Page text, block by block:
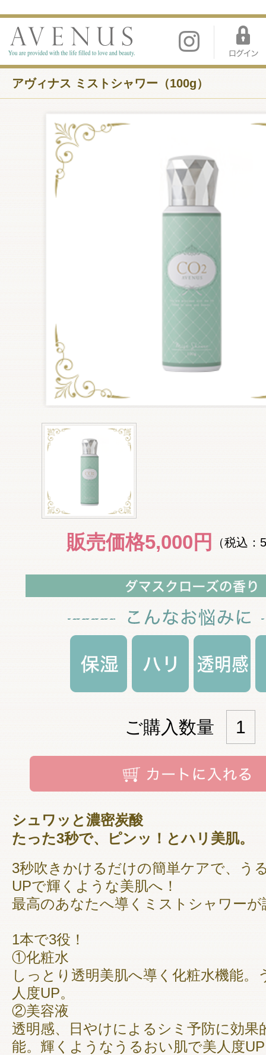
アヴィナス ミストシャワー（100g）
販売価格5,000円 （税込
ご購入数量
シュワッと濃密炭酸
たった3秒で、ピンッ！とハリ美肌。
3秒吹きかけるだけの簡単ケアで、う
UPで輝くような美肌へ！
最高のあなたへ導くミストシャワーが
1本で3役！
①化粧水
しっとり透明美肌へ導く化粧水機能。
人度UP。
②美容液
透明感、日やけによるシミ予防に効果
能。輝くようなうるおい肌で美人度